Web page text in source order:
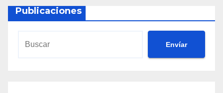
Publicaciones
Envíar